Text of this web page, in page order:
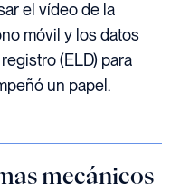
el vídeo de la
móvil y los datos
(ELD) para
un papel.
mecánicos